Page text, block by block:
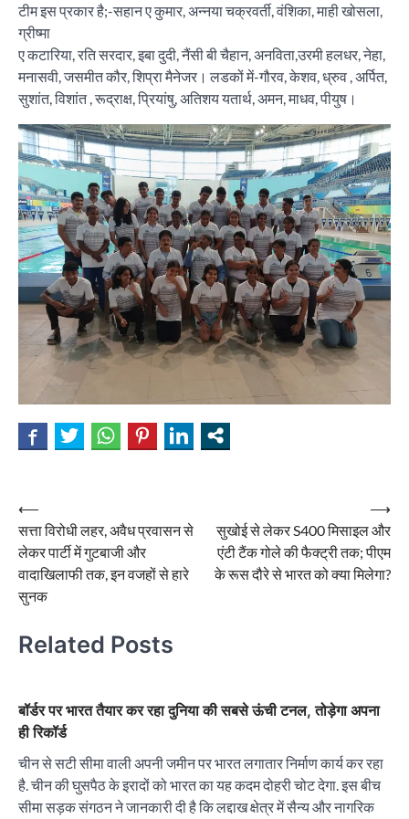
टीम इस प्रकार है;-सहान ए कुमार, अन्नया चक्रवर्ती, वंशिका, माही खोसला,
ग्रीष्मा
ए कटारिया, रति सरदार, इबा दुदी, नैंसी बी चैहान, अनविता,उरमी हलधर, नेहा,
मनासवी, जसमीत कौर, शिप्रा मैनेजर। लडकों में-गौरव, केशव, ध्रुव , अर्पित,
सुशांत, विशांत , रूद्राक्ष, प्रियांषु, अतिशय यतार्थ, अमन, माधव, पीयुष।
Post
navigation
⟵
सत्ता विरोधी लहर, अवैध प्रवासन से
लेकर पार्टी में गुटबाजी और
वादाखिलाफी तक, इन वजहों से हारे
सुनक
सुखोई से लेकर S400 मिसाइल और
एंटी टैंक गोले की फैक्ट्री तक; पीएम
के रूस दौरे से भारत को क्या मिलेगा?
⟶
Related Posts
बॉर्डर पर भारत तैयार कर रहा दुनिया की सबसे ऊंची टनल, तोड़ेगा अपना
ही रिकॉर्ड
चीन से सटी सीमा वाली अपनी जमीन पर भारत लगातार निर्माण कार्य कर रहा
है. चीन की घुसपैठ के इरादों को भारत का यह कदम दोहरी चोट देगा. इस बीच
सीमा सड़क संगठन ने जानकारी दी है कि लद्दाख क्षेत्र में सैन्य और नागरिक